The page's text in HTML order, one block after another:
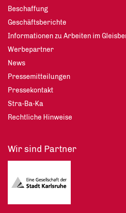
Beschaffung
Geschäftsberichte
Informationen zu Arbeiten im
Werbepartner
News
Pressemitteilungen
Pressekontakt
Stra-Ba-Ka
Rechtliche Hinweise
Wir sind Partner